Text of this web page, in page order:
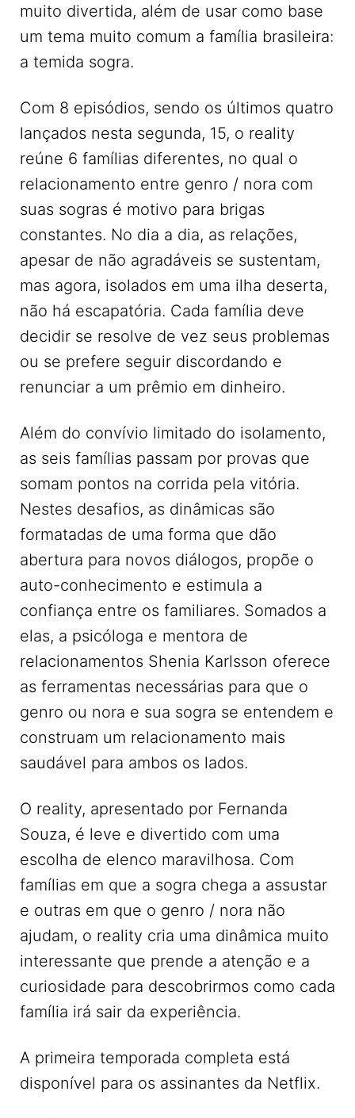
muito divertida, além de usar como base
um tema muito comum a família brasileira:
a temida sogra.
Com 8 episódios, sendo os últimos quatro
lançados nesta segunda, 15, o reality
reúne 6 famílias diferentes, no qual o
relacionamento entre genro / nora com
suas sogras é motivo para brigas
constantes. No dia a dia, as relações,
apesar de não agradáveis se sustentam,
mas agora, isolados em uma ilha deserta,
não há escapatória. Cada família deve
decidir se resolve de vez seus problemas
ou se prefere seguir discordando e
renunciar a um prêmio em dinheiro.
Além do convívio limitado do isolamento,
as seis famílias passam por provas que
somam pontos na corrida pela vitória.
Nestes desafios, as dinâmicas são
formatadas de uma forma que dão
abertura para novos diálogos, propõe o
auto-conhecimento e estimula a
confiança entre os familiares. Somados a
elas, a psicóloga e mentora de
relacionamentos Shenia Karlsson oferece
as ferramentas necessárias para que o
genro ou nora e sua sogra se entendem e
construam um relacionamento mais
saudável para ambos os lados.
O reality, apresentado por Fernanda
Souza, é leve e divertido com uma
escolha de elenco maravilhosa. Com
famílias em que a sogra chega a assustar
e outras em que o genro / nora não
ajudam, o reality cria uma dinâmica muito
interessante que prende a atenção e a
curiosidade para descobrirmos como cada
família irá sair da experiência.
A primeira temporada completa está
disponível para os assinantes da Netflix.